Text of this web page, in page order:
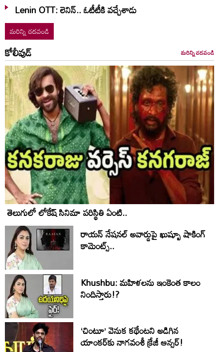
Lenin OTT: లెనిన్.. ఓటీటీకి వ‌చ్చేశాడు
మరిన్ని చదవండి
కోలీవుడ్ మరిన్ని చదవండి
తెలుగులో లోకేష్ సినిమా పరిస్థితి ఏంటి..
రాయన్ నేషనల్ అవార్డుపై ఖుష్బూ షాకింగ్
కామెంట్స్..
Khushbu: మహిళలను ఇంకెంత కాలం
నిందిస్తారు!?
‘చింటూ’ వెనుక కథేంటని అడిగిన
యాంకర్‌కు నాగవంశీ క్రేజీ ఆన్సర్!